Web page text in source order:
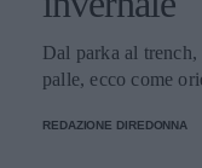
Dal parka al trench,
palle, ecco come
REDAZIONE DIREDONNA